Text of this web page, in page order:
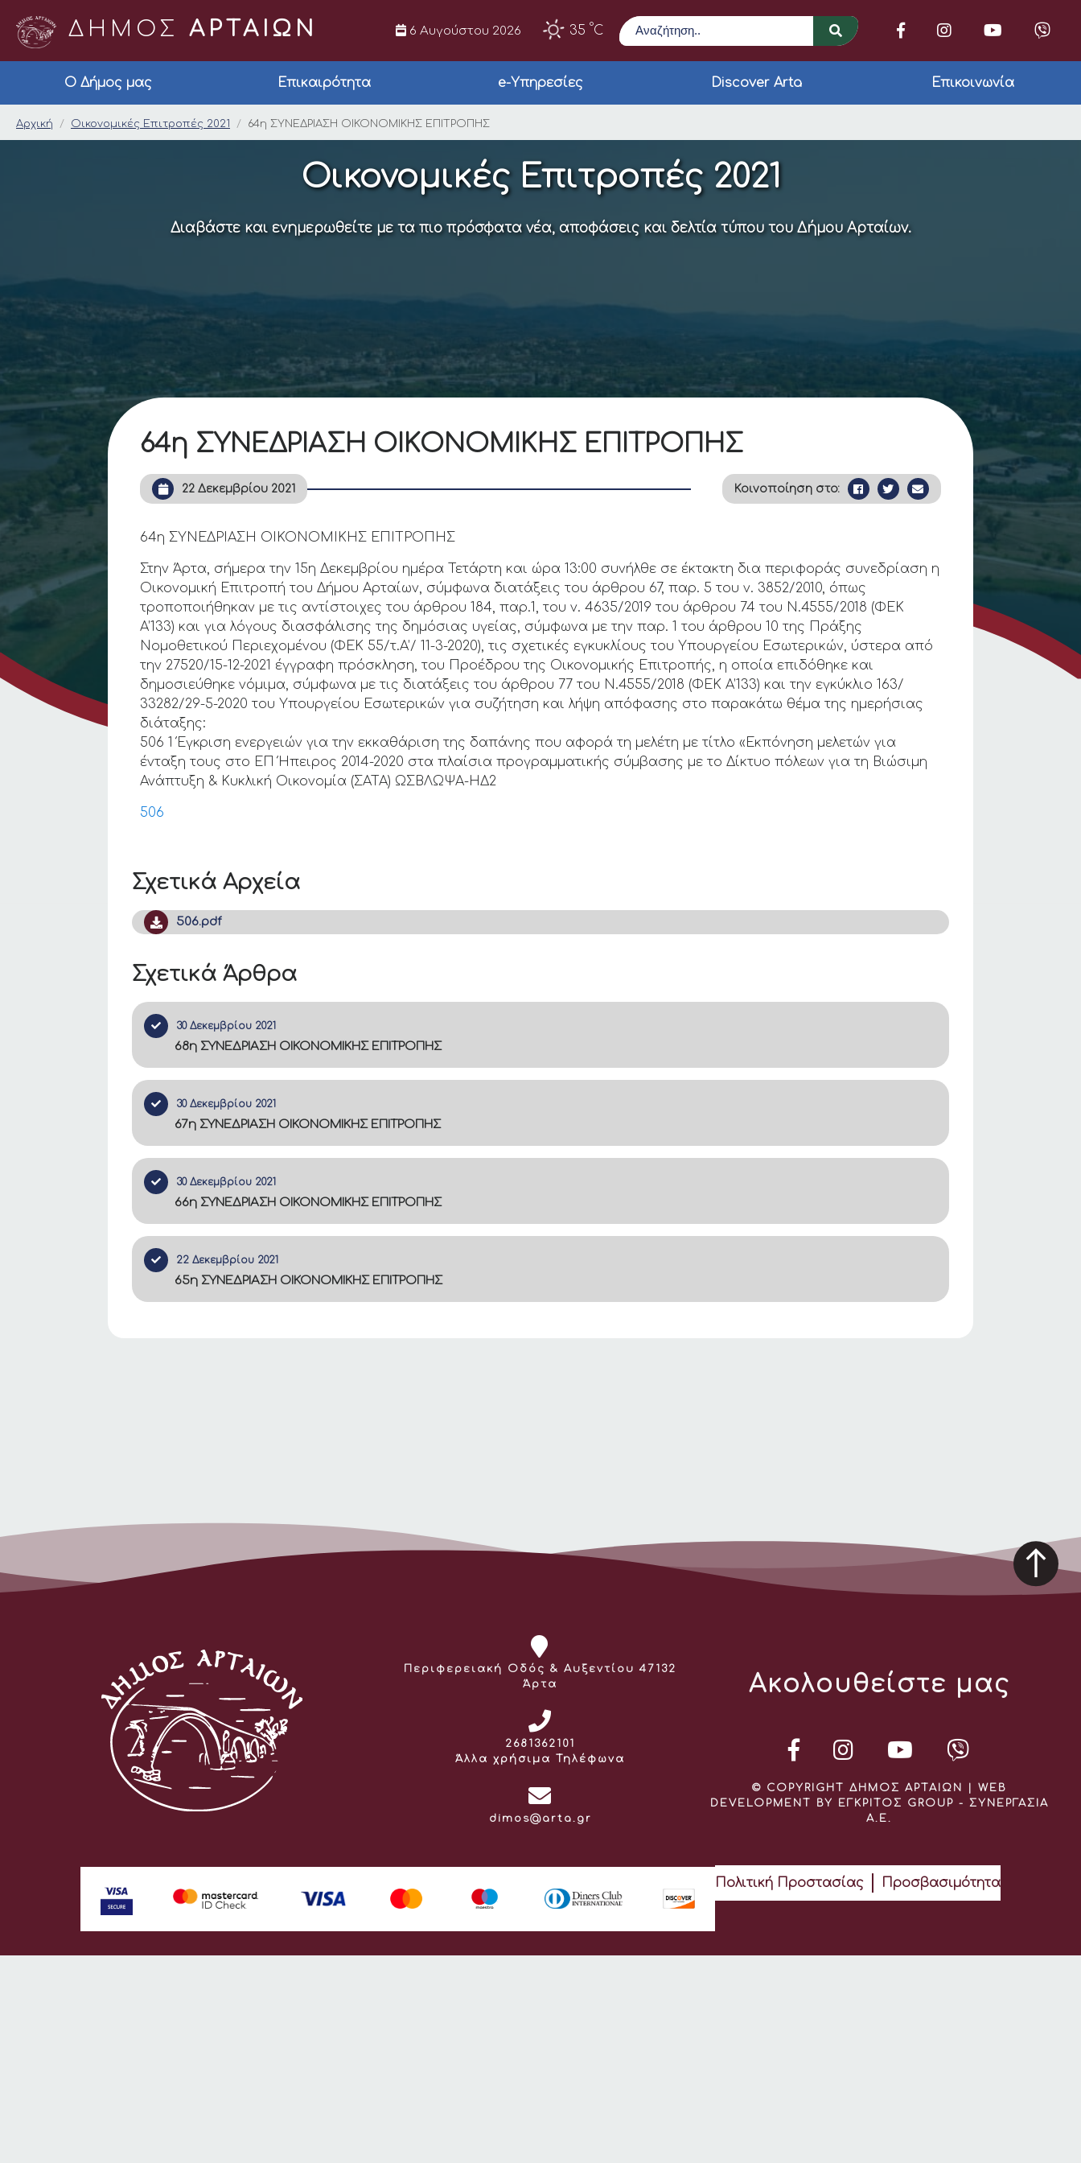
ΔΗΜΟΣ ΑΡΤΑΙΩΝ 6 Αυγούστου 2026 35 °C
Αναζήτηση
Ο Δήμος μας Επικαιρότητα e-Υπηρεσίες Discover Arta Επικοινωνία
64η ΣΥΝΕΔΡΙΑΣΗ ΟΙΚΟΝΟΜΙΚΗΣ ΕΠΙΤΡΟΠΗΣ
Αρχική Οικονομικές Επιτροπές 2021 64η ΣΥΝΕΔΡΙΑΣΗ ΟΙΚΟΝΟΜΙΚΗΣ ΕΠΙΤΡΟΠΗΣ
Οικονομικές Επιτροπές 2021
Διαβάστε και ενημερωθείτε με τα πιο πρόσφατα νέα, αποφάσεις και δελτία τύπου του Δήμου Αρταίων.
Σχετικά Αρχεία
506.pdf
Σχετικά Άρθρα
30 Δεκεμβρίου 2021
68η ΣΥΝΕΔΡΙΑΣΗ ΟΙΚΟΝΟΜΙΚΗΣ ΕΠΙΤΡΟΠΗΣ
30 Δεκεμβρίου 2021
67η ΣΥΝΕΔΡΙΑΣΗ ΟΙΚΟΝΟΜΙΚΗΣ ΕΠΙΤΡΟΠΗΣ
30 Δεκεμβρίου 2021
66η ΣΥΝΕΔΡΙΑΣΗ ΟΙΚΟΝΟΜΙΚΗΣ ΕΠΙΤΡΟΠΗΣ
22 Δεκεμβρίου 2021
65η ΣΥΝΕΔΡΙΑΣΗ ΟΙΚΟΝΟΜΙΚΗΣ ΕΠΙΤΡΟΠΗΣ
64η ΣΥΝΕΔΡΙΑΣΗ ΟΙΚΟΝΟΜΙΚΗΣ ΕΠΙΤΡΟΠΗΣ
22 Δεκεμβρίου 2021 Κοινοποίηση στο:
64η ΣΥΝΕΔΡΙΑΣΗ ΟΙΚΟΝΟΜΙΚΗΣ ΕΠΙΤΡΟΠΗΣ
Στην Άρτα, σήμερα την 15η Δεκεμβρίου ημέρα Τετάρτη και ώρα 13:00 συνήλθε σε έκτακτη δια περιφοράς συνεδρίαση η
Οικονομική Επιτροπή του Δήμου Αρταίων, σύμφωνα διατάξεις του άρθρου 67, παρ. 5 του ν. 3852/2010, όπως
τροποποιήθηκαν με τις αντίστοιχες του άρθρου 184, παρ.1, του ν. 4635/2019 του άρθρου 74 του Ν.4555/2018 (ΦΕΚ
Α’133) και για λόγους διασφάλισης της δημόσιας υγείας, σύμφωνα με την παρ. 1 του άρθρου 10 της Πράξης
Νομοθετικού Περιεχομένου (ΦΕΚ 55/τ.Α’/ 11-3-2020), τις σχετικές εγκυκλίους του Υπουργείου Εσωτερικών, ύστερα από
την 27520/15-12-2021 έγγραφη πρόσκληση, του Προέδρου της Οικονομικής Επιτροπής, η οποία επιδόθηκε και
δημοσιεύθηκε νόμιμα, σύμφωνα με τις διατάξεις του άρθρου 77 του Ν.4555/2018 (ΦΕΚ Α’133) και την εγκύκλιο 163/
33282/29-5-2020 του Υπουργείου Εσωτερικών για συζήτηση και λήψη απόφασης στο παρακάτω θέμα της ημερήσιας
διάταξης:
506 1 Έγκριση ενεργειών για την εκκαθάριση της δαπάνης που αφορά τη μελέτη με τίτλο «Εκπόνηση μελετών για
ένταξη τους στο ΕΠ Ήπειρος 2014-2020 στα πλαίσια προγραμματικής σύμβασης με το Δίκτυο πόλεων για τη Βιώσιμη
Ανάπτυξη & Κυκλική Οικονομία (ΣΑΤΑ) ΩΣΒΛΩΨΑ-ΗΔ2
506
Διεύθυνση:
Περιφερειακή Οδός & Αυξεντίου 47132
Άρτα
Τηλέφωνο:
2681362101
Άλλα χρήσιμα Τηλέφωνα
Email:
dimos@arta.gr
Ακολουθείστε μας
© COPYRIGHT ΔΗΜΟΣ ΑΡΤΑΙΩΝ | WEB
DEVELOPMENT BY ΕΓΚΡΙΤΟΣ GROUP - ΣΥΝΕΡΓΑΣΙΑ
Α.Ε.
Πολιτική Προστασίας Προσβασιμότητα